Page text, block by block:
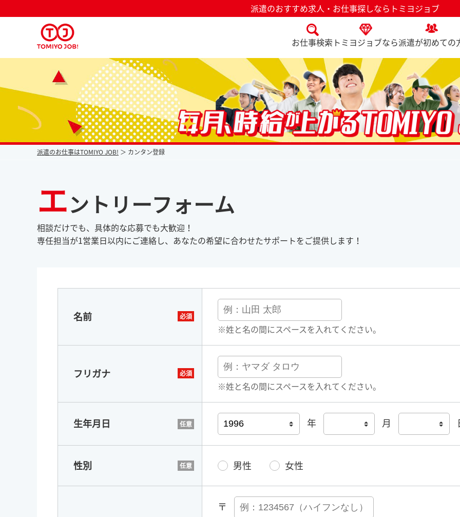
派遣のおすすめ求人・お仕事探しならトミヨジョブ
お仕事検索 トミヨジョブなら派遣が初めての
派遣なら毎月時給が上がるトミヨジョブ
派遣のお仕事はTOMIYO JOB! カンタン登録
エントリーフォーム
相談だけでも、具体的な応募でも大歓迎！
専任担当が1営業日以内にご連絡し、あなたの希望に合わせたサポートをご提供します！
名前
※姓と名の間にスペースを入れてください。
フリガナ
※姓と名の間にスペースを入れてください。
生年月日 年 月
性別 男性 女性
〒